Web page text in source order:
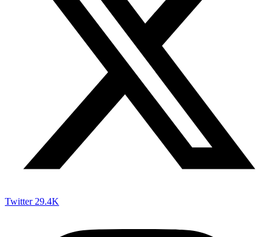
Twitter 29.4K